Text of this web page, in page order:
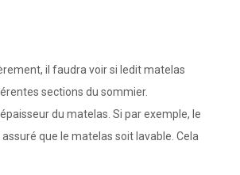
il faudra voir si ledit matelas
sections du sommier.
du matelas. Si par exemple, le
que le matelas soit lavable. Cela